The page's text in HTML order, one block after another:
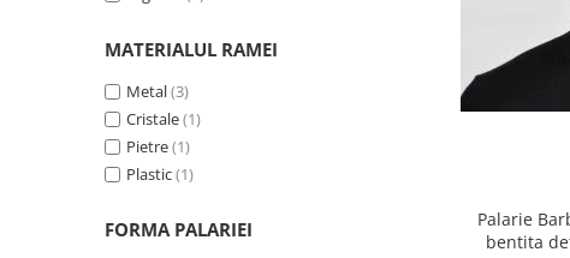
MATERIALUL RAMEI
Metal(3)
Cristale(1)
Pietre(1)
Plastic(1)
FORMA PALARIEI
Palarie
bentita